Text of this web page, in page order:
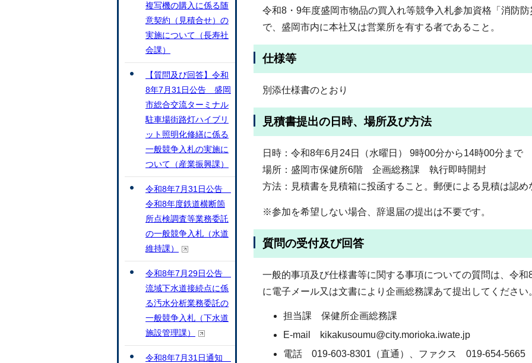
令和8・9年度盛岡市物品の買入れ等競争入札参加資格「消防
で、盛岡市内に本社又は営業所を有する者であること。
仕様等
別添仕様書のとおり
見積書提出の日時、場所及び方法
日時：令和8年6月24日（水曜日） 9時00分から14時00分まで
場所：盛岡市保健所6階 企画総務課 執行即時開封
方法：見積書を見積箱に投函すること。郵便による見積は認め
※参加を希望しない場合、辞退届の提出は不要です。
質問の受付及び回答
一般的事項及び仕様書等に関する事項についての質問は、令
に電子メール又は文書により企画総務課あて提出してください
担当課 保健所企画総務課
E-mail kikakusoumu@city.morioka.iwate.jp
電話 019-603-8301（直通）、ファクス 019-654-5665
複写機の購入に係る随
意契約（見積合せ）の
実施について（長寿社
会課）
【質問及び回答】令和
8年7月31日公告 盛岡
市総合交流ターミナル
駐車場街路灯ハイブリ
ット照明化修繕に係る
一般競争入札の実施に
ついて（産業振興課）
令和8年7月31日公告
令和8年度鉄道横断箇
所点検調査等業務委託
の一般競争入札（水道
維持課）
令和8年7月29日公告
流域下水道接続点に係
る汚水分析業務委託の
一般競争入札（下水道
施設管理課）
令和8年7月31日通知